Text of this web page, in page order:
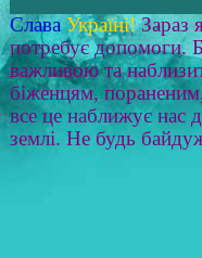
Слава Україні! Зараз
потребує допомоги.
важливою та
біженцям,
все це наближує нас
землі. Не будь